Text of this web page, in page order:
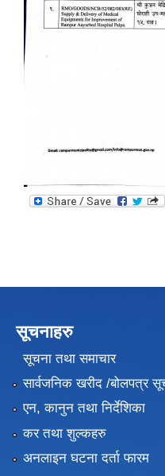
सूचनाहरु
सूचना तथा समाचार
सार्वजनिक खरीद /बोलपत्र
एन, कानुन तथा निर्देशिका
कर तथा शुल्कहरु
अनलाइन घटना दर्ता फारम